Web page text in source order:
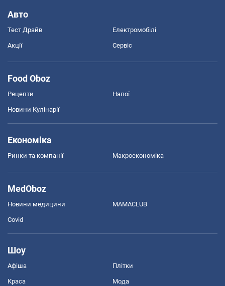
Авто
Тест Драйв Електромобілі
Акції Сервіс
Food Oboz
Рецепти Напої
Новини Кулінарії
Економіка
Ринки та компанії Макроекономіка
MedOboz
Новини медицини MAMACLUB
Covid
Шоу
Афіша Плітки
Краса Мода